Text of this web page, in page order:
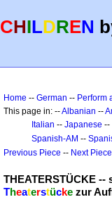
CHILDREN
Home -- German -- Perform
This page in: --Albanian --
Italian -- Japanese --
Spanish-AM --
Previous Piece -- Next Piece
THEATERSTÜCKE
Theaterstücke zur